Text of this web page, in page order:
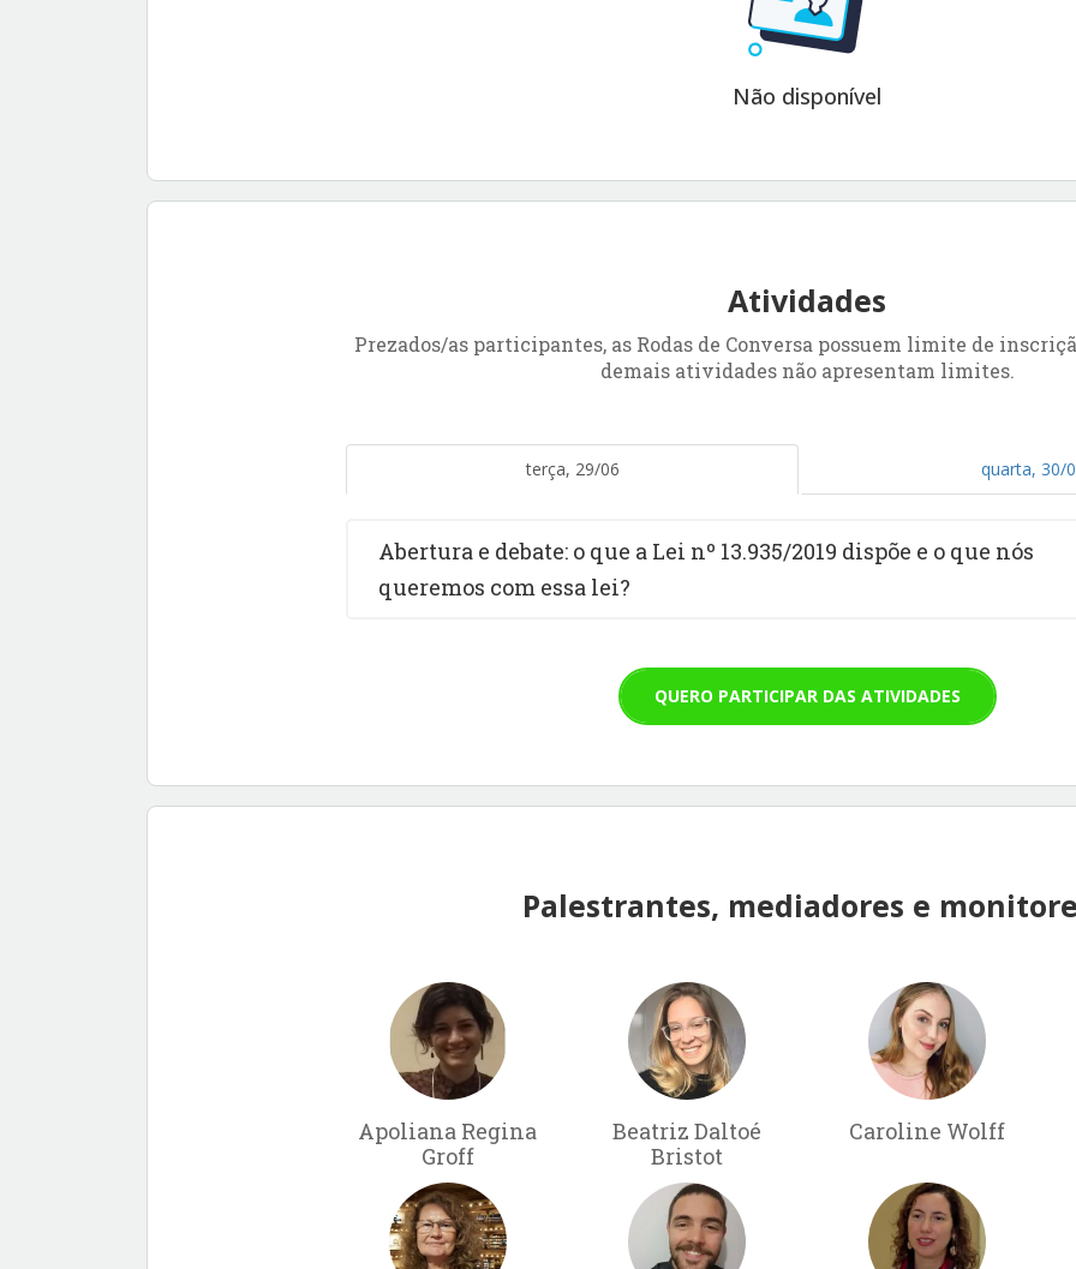
Não disponível
Atividades
Prezados/as participantes, as Rodas de Conversa possuem limite de
demais atividades não apresentam limites.
terça, 29/06 quarta, 30/
Abertura e debate: o que a Lei nº 13.935/2019 dispõe e o que nós
queremos com essa lei?
QUERO PARTICIPAR DAS ATIVIDADES
Palestrantes, mediadores e
Apoliana Regina
Groff
Beatriz Daltoé
Bristot
Caroline Wolff